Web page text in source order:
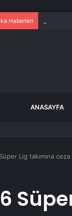
Haberleri
ANASAYFA
Lig takımına ceza